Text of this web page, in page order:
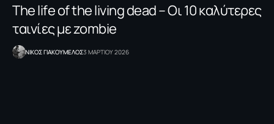
The life of the living dead – Oι 10 καλύτερες
ταινίες με zombie
NΙΚΟΣ ΓΙΑΚΟΥΜΕΛΟΣ3 ΜΑΡΤΙΟΥ 2026